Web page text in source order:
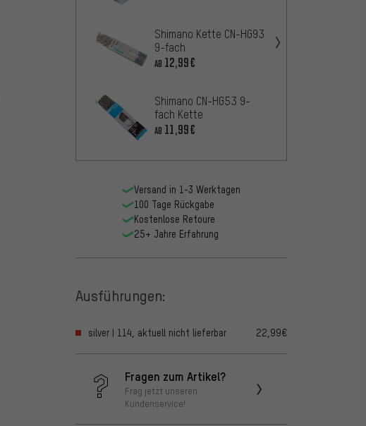
Shimano Kette CN-HG93
9-fach
AB 12,99€
Shimano CN-HG53 9-
fach Kette
AB 11,99€
Versand in 1-3 Werktagen
100 Tage Rückgabe
Kostenlose Retoure
25+ Jahre Erfahrung
Ausführungen:
silver | 114, aktuell nicht lieferbar 22,99€
Fragen zum Artikel?
Frag jetzt unseren
Kundenservice!